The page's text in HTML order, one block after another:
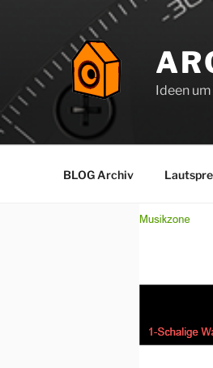
Ideen
BLOG Archiv